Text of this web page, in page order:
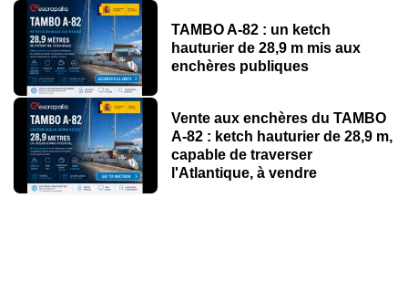
TAMBO A-82 : un ketch
hauturier de 28,9 m mis aux
enchères publiques
Vente aux enchères du TAMBO
A-82 : ketch hauturier de 28,9 m,
capable de traverser
l'Atlantique, à vendre